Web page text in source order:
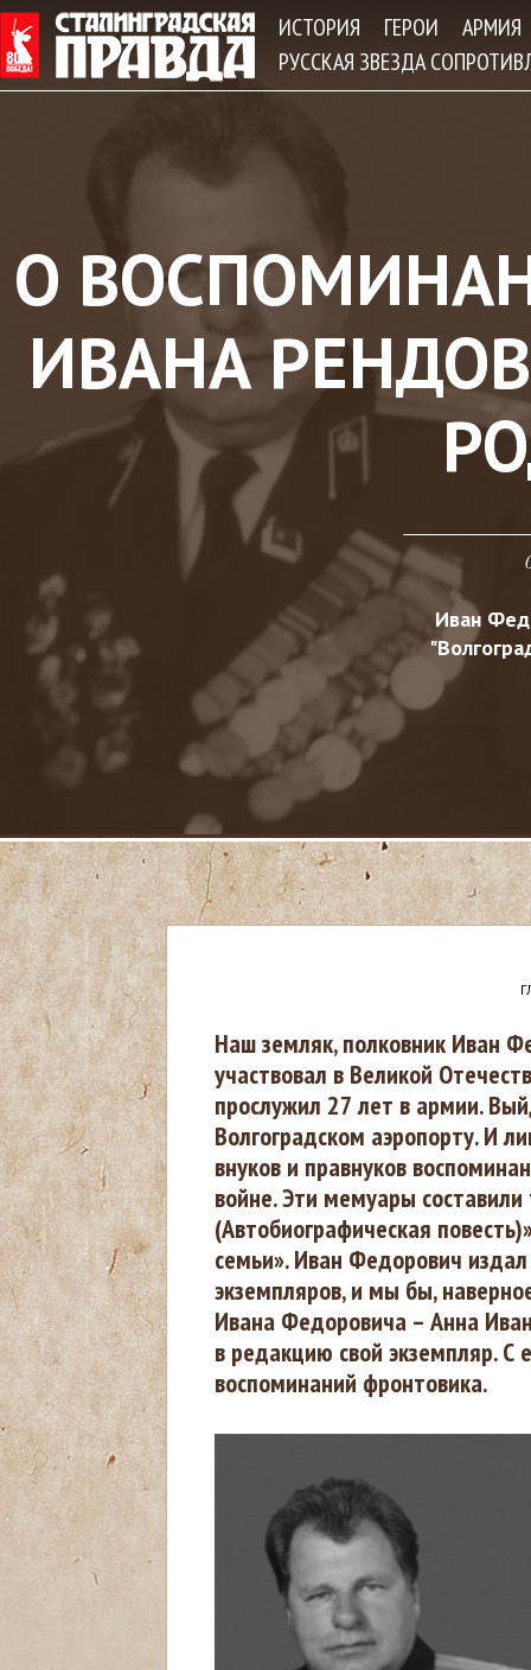
ИСТОРИЯ ГЕРОИ
АРМИЯ
РУССКАЯ ЗВЕЗДА
О
ИВАНА
Иван
В
ы
з
д
е
с
ь
Наш земляк, полковник Иван
участвовал в Великой
прослужил 27 лет в армии.
Волгоградском аэропорту. И
внуков и правнуков
войне. Эти мемуары
(Автобиографическая
семьи». Иван Федорович
экземпляров, и мы бы,
Ивана Федоровича – Анна
в редакцию свой экземпляр.
воспоминаний фронтовика.